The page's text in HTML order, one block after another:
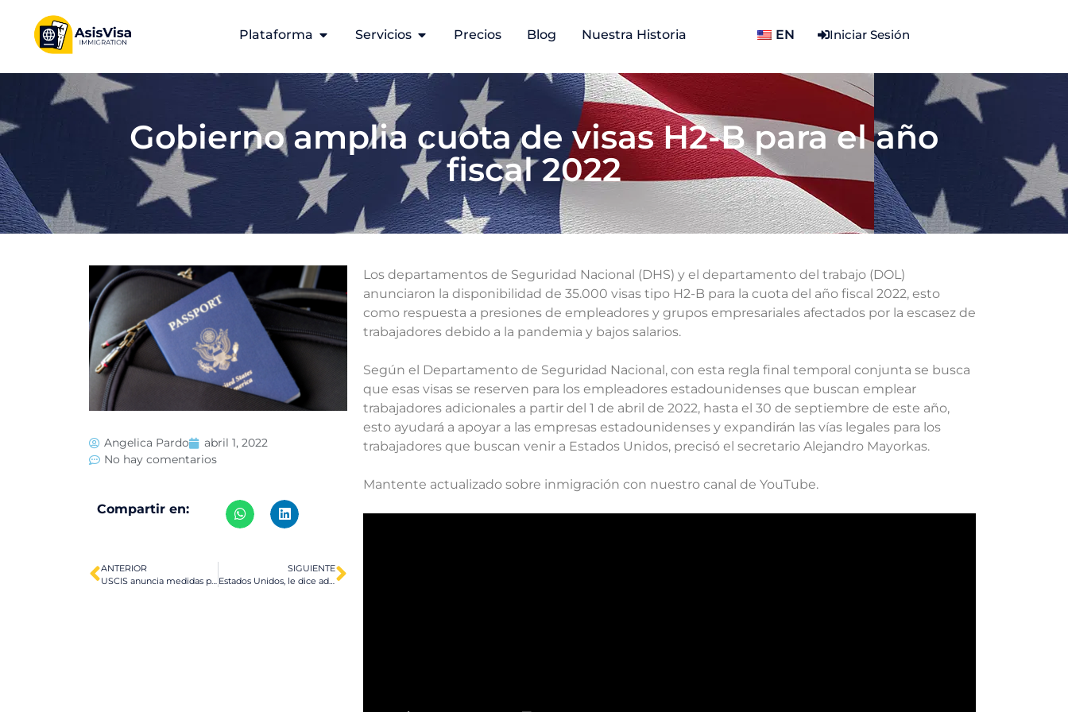
Plataforma Servicios Precios Blog Nuestra Historia EN Iniciar Sesión
Gobierno amplia cuota de visas H2-B para el año
fiscal 2022
Angelica Pardo
abril 1, 2022
No hay comentarios
Compartir en:
ANTERIOR
USCIS anuncia medidas para reducir atasco que superan los 9 millones de formularios
SIGUIENTE
Estados Unidos, le dice adiós al Título 42 y regresa al Título 8
Los departamentos de Seguridad Nacional (DHS) y el departamento del trabajo (DOL)
anunciaron la disponibilidad de 35.000 visas tipo H2-B para la cuota del año fiscal 2022, esto
como respuesta a presiones de empleadores y grupos empresariales afectados por la escasez de
trabajadores debido a la pandemia y bajos salarios.
Según el Departamento de Seguridad Nacional, con esta regla final temporal conjunta se busca
que esas visas se reserven para los empleadores estadounidenses que buscan emplear
trabajadores adicionales a partir del 1 de abril de 2022, hasta el 30 de septiembre de este año,
esto ayudará a apoyar a las empresas estadounidenses y expandirán las vías legales para los
trabajadores que buscan venir a Estados Unidos, precisó el secretario Alejandro Mayorkas.
Mantente actualizado sobre inmigración con nuestro canal de YouTube.